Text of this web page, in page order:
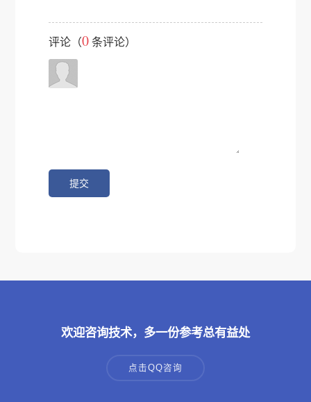
评论（0条评论）
欢迎咨询技术，多一份参考总有益处
点击QQ咨询